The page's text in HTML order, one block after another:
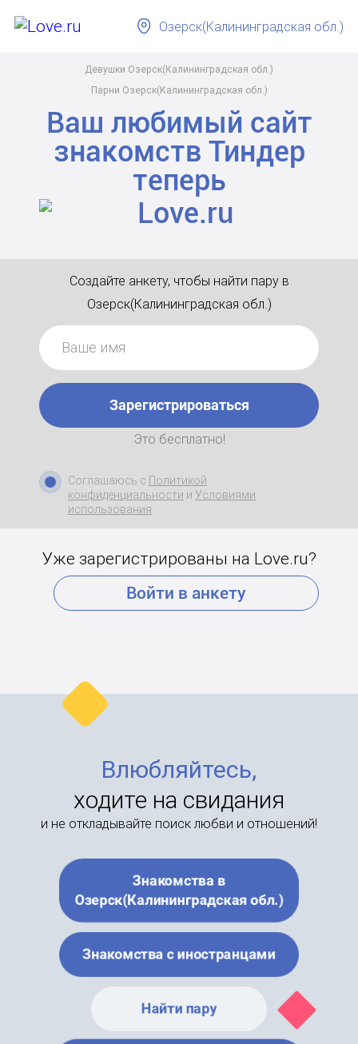
Девушки Озерск(Калининградская обл.)
Парни Озерск(Калининградская обл.)
Озерск(Калининградская обл.)
Ваш любимый сайт
знакомств Тиндер
теперь
Создайте анкету, чтобы найти пару в
Озерск(Калининградская обл.)
Зарегистрироваться
Это бесплатно!
Соглашаюсь с Политикой
конфиденциальности и Условиями
использования
Уже зарегистрированы на Love.ru?
Войти в анкету
Влюбляйтесь,
ходите на свидания
и не откладывайте поиск любви и отношений!
Знакомства в
Озерск(Калининградская обл.)
Знакомства с иностранцами
Найти пару